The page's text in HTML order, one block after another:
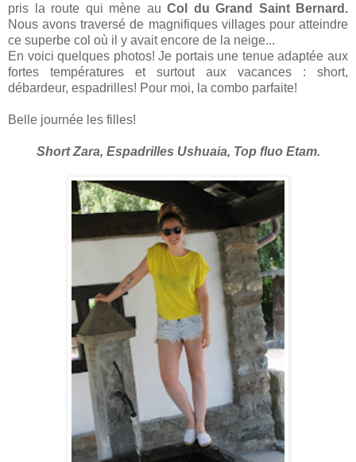
pris la route qui mène au Col du Grand
Saint Bernard.
Nous avons traversé de magnifiques villages pour atteindre
ce superbe col où il y avait encore de la neige...
En voici quelques photos! Je portais une tenue adaptée aux
fortes températures et surtout aux vacances : short,
débardeur, espadrilles! Pour moi, la combo parfaite!
Belle journée les filles!
Short Zara, Espadrilles Ushuaia, Top fluo Etam.